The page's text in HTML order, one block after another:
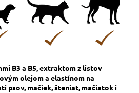
B3 a B5, extraktom z listov
olejom a elastínom na
psov, mačiek, šteniat, mačiatok i